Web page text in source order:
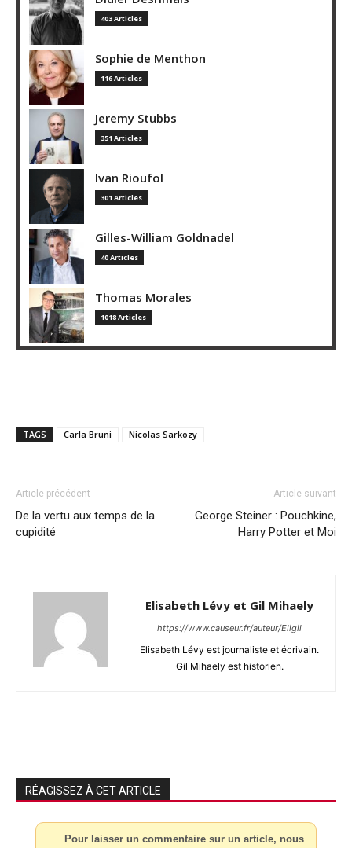
403 Articles
Sophie de Menthon
116 Articles
Jeremy Stubbs
351 Articles
Ivan Rioufol
301 Articles
Gilles-William Goldnadel
40 Articles
Thomas Morales
1018 Articles
TAGS Carla Bruni Nicolas Sarkozy
Article précédent
De la vertu aux temps de la
cupidité
Article suivant
George Steiner : Pouchkine,
Harry Potter et Moi
Elisabeth Lévy et Gil Mihaely
https://www.causeur.fr/auteur/Eligil
Elisabeth Lévy est journaliste et écrivain.
Gil Mihaely est historien.
RÉAGISSEZ À CET ARTICLE
Pour laisser un commentaire sur un article, nous